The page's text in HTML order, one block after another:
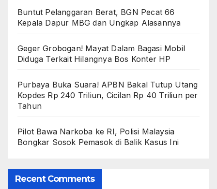
Buntut Pelanggaran Berat, BGN Pecat 66
Kepala Dapur MBG dan Ungkap Alasannya
Geger Grobogan! Mayat Dalam Bagasi Mobil
Diduga Terkait Hilangnya Bos Konter HP
Purbaya Buka Suara! APBN Bakal Tutup Utang
Kopdes Rp 240 Triliun, Cicilan Rp 40 Triliun per
Tahun
Pilot Bawa Narkoba ke RI, Polisi Malaysia
Bongkar Sosok Pemasok di Balik Kasus Ini
Recent Comments